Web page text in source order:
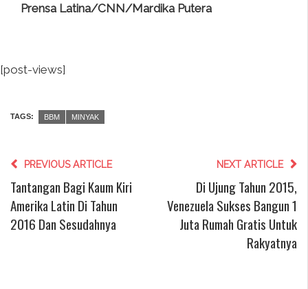
Prensa Latina/CNN/Mardika Putera
[post-views]
TAGS: BBM MINYAK
PREVIOUS ARTICLE
Tantangan Bagi Kaum Kiri
Amerika Latin Di Tahun
2016 Dan Sesudahnya
NEXT ARTICLE
Di Ujung Tahun 2015,
Venezuela Sukses Bangun 1
Juta Rumah Gratis Untuk
Rakyatnya